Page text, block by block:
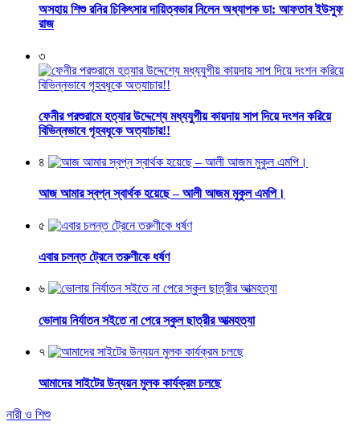
অসহায় শিশু রনির চিকিৎসার দায়িত্বভার নিলেন অধ্যাপক ডা: আফতাব ইউসুফ
রাজ
৩
ফেনীর পরশুরামে হত্যার উদ্দেশ্যে মধ্যযুগীয় কায়দায় সাপ দিয়ে দংশন করিয়ে
বিভিন্নভাবে গৃহবধূকে অত্যাচার!!
৪
আজ আমার স্বপ্ন স্বার্থক হয়েছে – আলী আজম মুকুল এমপি।
৫
এবার চলন্ত ট্রেনে তরুণীকে ধর্ষণ
৬
ভোলায় নির্যাতন সইতে না পেরে স্কুল ছাত্রীর আত্মহত্যা
৭
আমাদের সাইটের উন্যয়ন মুলক কার্যক্রম চলছে
নারী ও শিশু